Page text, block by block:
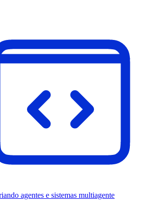
agentes e sistemas multiagente